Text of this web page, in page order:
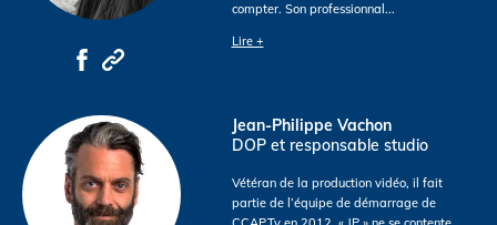
compter. Son professionnal...
Lire +
Jean-Philippe Vachon
DOP et responsable studio
Vétéran de la production vidéo, il fait
partie de l’équipe de démarrage de